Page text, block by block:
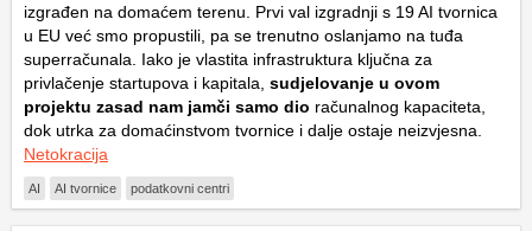
izgrađen na domaćem terenu. Prvi val izgradnji s 19 AI tvornica
u EU već smo propustili, pa se trenutno oslanjamo na tuđa
superračunala. Iako je vlastita infrastruktura ključna za
privlačenje startupova i kapitala, sudjelovanje u ovom
projektu zasad nam jamči samo dio računalnog kapaciteta,
dok utrka za domaćinstvom tvornice i dalje ostaje neizvjesna.
Netokracija
AI AI tvornice podatkovni centri